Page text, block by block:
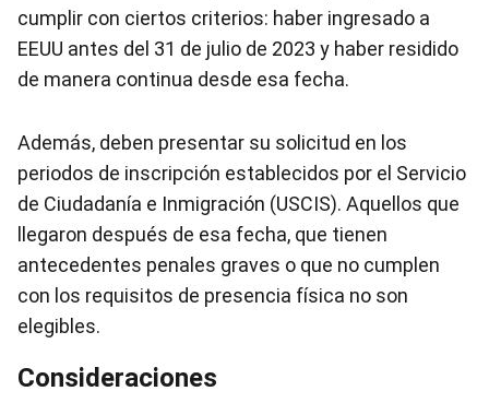
cumplir con ciertos criterios: haber ingresado a
EEUU antes del 31 de julio de 2023 y haber residido
de manera continua desde esa fecha.
Además, deben presentar su solicitud en los
periodos de inscripción establecidos por el Servicio
de Ciudadanía e Inmigración (USCIS). Aquellos que
llegaron después de esa fecha, que tienen
antecedentes penales graves o que no cumplen
con los requisitos de presencia física no son
elegibles.
Consideraciones